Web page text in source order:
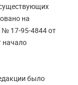
на
№ 17-95-4844 от
начало
было